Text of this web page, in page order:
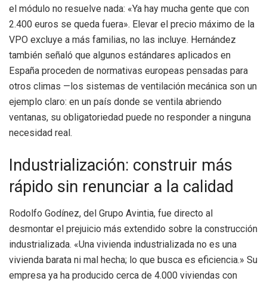
el módulo no resuelve nada: «Ya hay mucha gente que con
2.400 euros se queda fuera». Elevar el precio máximo de la
VPO excluye a más familias, no las incluye. Hernández
también señaló que algunos estándares aplicados en
España proceden de normativas europeas pensadas para
otros climas —los sistemas de ventilación mecánica son un
ejemplo claro: en un país donde se ventila abriendo
ventanas, su obligatoriedad puede no responder a ninguna
necesidad real.
Industrialización: construir más
rápido sin renunciar a la calidad
Rodolfo Godínez, del Grupo Avintia, fue directo al
desmontar el prejuicio más extendido sobre la construcción
industrializada. «Una vivienda industrializada no es una
vivienda barata ni mal hecha; lo que busca es eficiencia.» Su
empresa ya ha producido cerca de 4.000 viviendas con